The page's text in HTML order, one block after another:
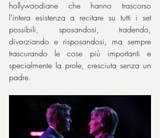
hollywoodiane che hanno trascorso
l’intera esistenza a recitare su tutti i set
possibili, sposandosi, tradendo,
divorziando e risposandosi, ma sempre
trascurando le cose più importanti e
specialmente la prole, cresciuta senza un
padre.